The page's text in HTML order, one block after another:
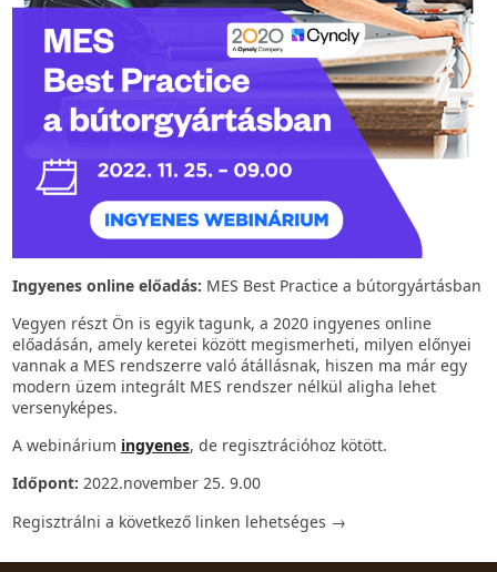
Ingyenes online előadás: MES Best Practice a bútorgyártásban
Vegyen részt Ön is egyik tagunk, a 2020 ingyenes online
előadásán, amely keretei között megismerheti, milyen előnyei
vannak a MES rendszerre való átállásnak, hiszen ma már egy
modern üzem integrált MES rendszer nélkül aligha lehet
versenyképes.
A webinárium ingyenes, de regisztrációhoz kötött.
Időpont: 2022.november 25. 9.00
Regisztrálni a következő linken lehetséges →